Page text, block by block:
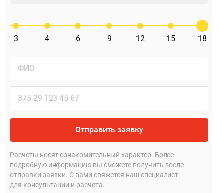
18
15
12
9
6
4
3
Отправить заявку
Расчеты носят ознакомительный характер. Более
подробную информацию вы сможете получить после
отправки заявки. С вами свяжется наш специалист
для консультации и расчета.